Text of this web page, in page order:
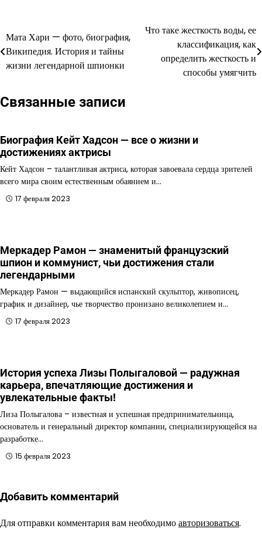
Навигация
по
Мата Хари — фото, биография,
Википедия. История и тайны
жизни легендарной шпионки
Что таке жесткость воды, ее
классификация, как
определить жесткость и
способы умягчить
Связанные записи
Биография Кейт Хадсон — все о жизни и
достижениях актрисы
Кейт Хадсон – талантливая актриса, которая завоевала сердца зрителей
всего мира своим естественным обаянием и…
17 февраля 2023
Меркадер Рамон — знаменитый французский
шпион и коммунист, чьи достижения стали
легендарными
Меркадер Рамон — выдающийся испанский скульптор, живописец,
график и дизайнер, чье творчество пронизано великолепием и…
17 февраля 2023
История успеха Лизы Полыгаловой — радужная
карьера, впечатляющие достижения и
увлекательные факты!
Лиза Полыгалова – известная и успешная предпринимательница,
основатель и генеральный директор компании, специализирующейся на
разработке…
15 февраля 2023
Добавить комментарий
Для отправки комментария вам необходимоавторизоваться.